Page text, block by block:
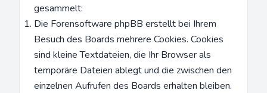
gesammelt:
Die Forensoftware phpBB erstellt bei Ihrem
Besuch des Boards mehrere Cookies. Cookies
sind kleine Textdateien, die Ihr Browser als
temporäre Dateien ablegt und die zwischen den
einzelnen Aufrufen des Boards erhalten bleiben.